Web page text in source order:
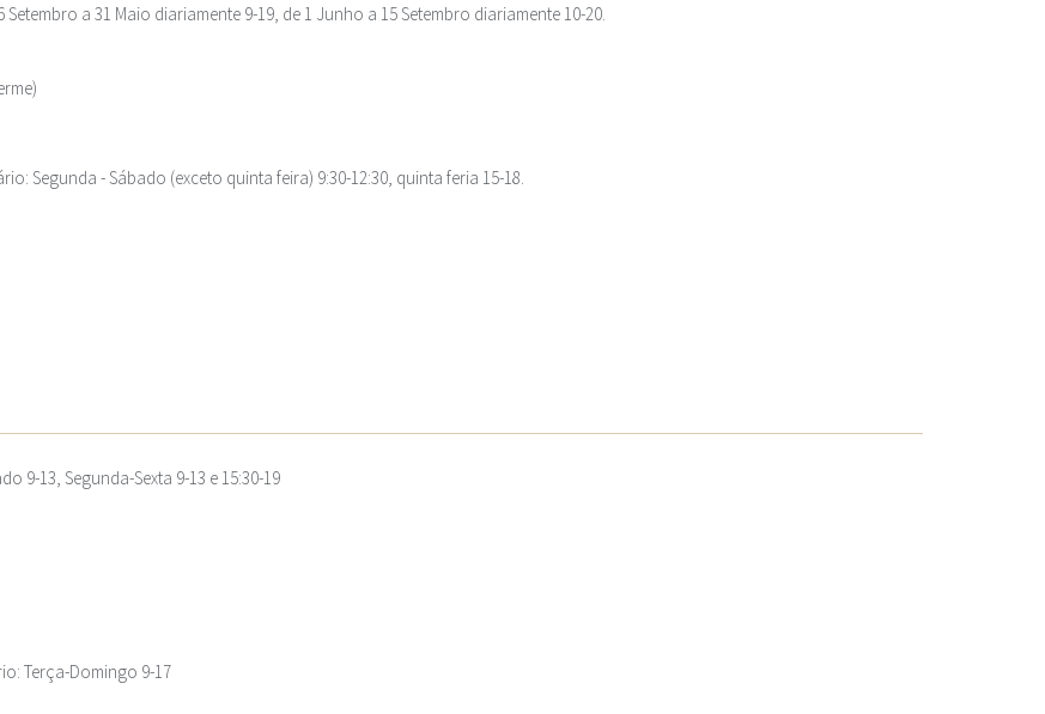
a 31 Maio diariamente 9-19, de 1 Junho a 15 Setembro diariamente 10-20.
Segunda - Sábado (exceto quinta feira) 9:30-12:30, quinta feria 15-18.
9-13, Segunda-Sexta 9-13 e 15:30-19
Terça-Domingo 9-17